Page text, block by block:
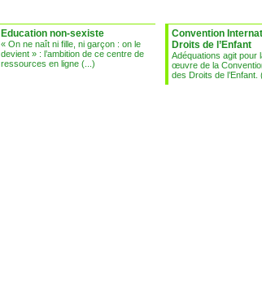
Education non-sexiste
« On ne naît ni fille, ni garçon : on le
devient » : l’ambition de ce centre de
ressources en ligne (...)
Convention
Droits de l’Enfant
Adéquations agit pour
œuvre de la
des Droits de l’Enfant.